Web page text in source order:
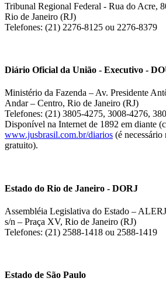
Tribunal Regional Federal - Rua do Acre,
Rio de Janeiro (RJ)
Telefones: (21) 2276-8125 ou 2276-8379
Diário Oficial da União - Executivo -
Ministério da Fazenda – Av. Presidente
Andar – Centro, Rio de Janeiro (RJ)
Telefones: (21) 3805-4275, 3008-4276,
Disponível na Internet de 1892 em diante
www.jusbrasil.com.br/diarios (é necessário
gratuito).
Estado do Rio de Janeiro - DORJ
Assembléia Legislativa do Estado –
s/n – Praça XV, Rio de Janeiro (RJ)
Telefones: (21) 2588-1418 ou 2588-1419
Estado de São Paulo